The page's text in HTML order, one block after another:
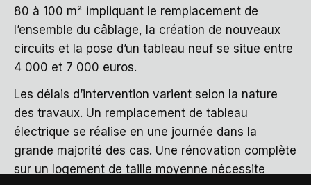
80 à 100 m² impliquant le remplacement de
l’ensemble du câblage, la création de nouveaux
circuits et la pose d’un tableau neuf se situe entre
4 000 et 7 000 euros.
Les délais d’intervention varient selon la nature
des travaux. Un remplacement de tableau
électrique se réalise en une journée dans la
grande majorité des cas. Une rénovation complète
sur un logement de taille moyenne nécessite